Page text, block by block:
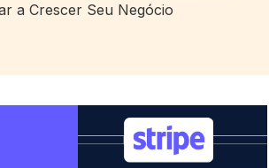
a Crescer Seu Negócio